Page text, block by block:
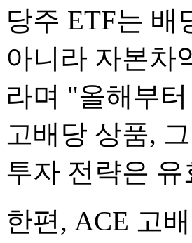
당주 ETF는 배
아니라 자본차
라며 "올해부
고배당 상품,
투자 전략은
한편, ACE 고